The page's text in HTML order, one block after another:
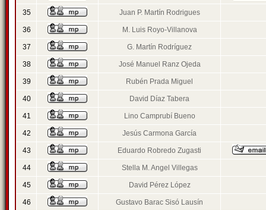
35 Juan P. Martín Rodrigues
36 M. Luis Royo-Villanova
37 G. Martín Rodríguez
38 José Manuel Ranz Ojeda
39 Rubén Prada Miguel
40 David Díaz Tabera
41 Lino Camprubí Bueno
42 Jesús Carmona García
43 Eduardo Robredo Zugasti
44 Stella M. Angel Villegas
45 David Pérez López
46 Gustavo Barac Sisó Lausín